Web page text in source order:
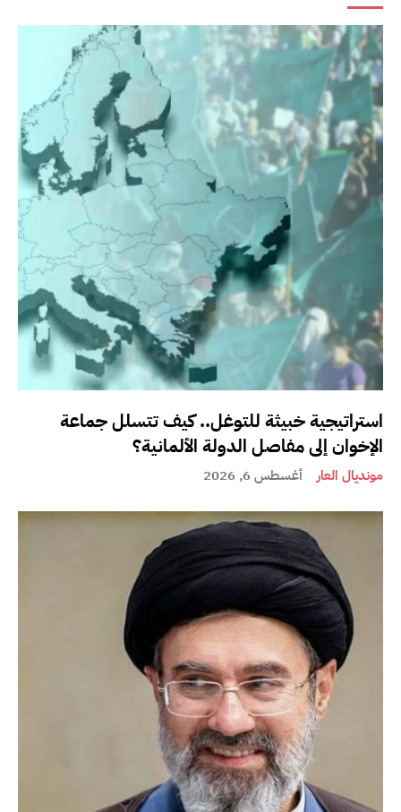
استراتيجية خبيثة للتوغل.. كيف تتسلل جماعة
الإخوان إلى مفاصل الدولة الألمانية؟
مونديال العار أغسطس 6, 2026